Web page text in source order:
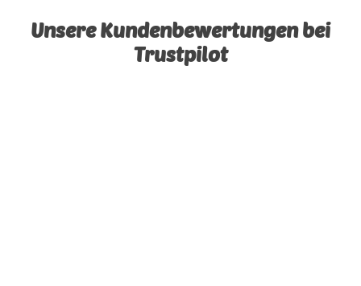
Unsere Kundenbewertungen bei
Trustpilot